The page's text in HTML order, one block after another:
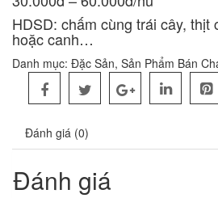
HDSD: chấm cùng trái cây, thịt
hoặc canh…
Danh mục: Đặc Sản, Sản Phẩm Bán
Đánh giá (0)
Đánh giá